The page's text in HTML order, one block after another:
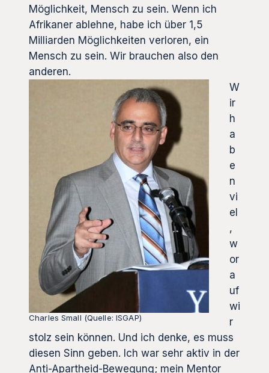
Möglichkeit, Mensch zu sein. Wenn ich
Afrikaner ablehne, habe ich über 1,5
Milliarden Möglichkeiten verloren, ein
Mensch zu sein. Wir brauchen also den
anderen.
Charles Small (Quelle: ISGAP)
W
ir
h
a
b
e
n
vi
el
,
w
or
a
uf
wi
r
stolz sein können. Und ich denke, es muss
diesen Sinn geben. Ich war sehr aktiv in der
Anti-Apartheid-Bewegung; mein Mentor